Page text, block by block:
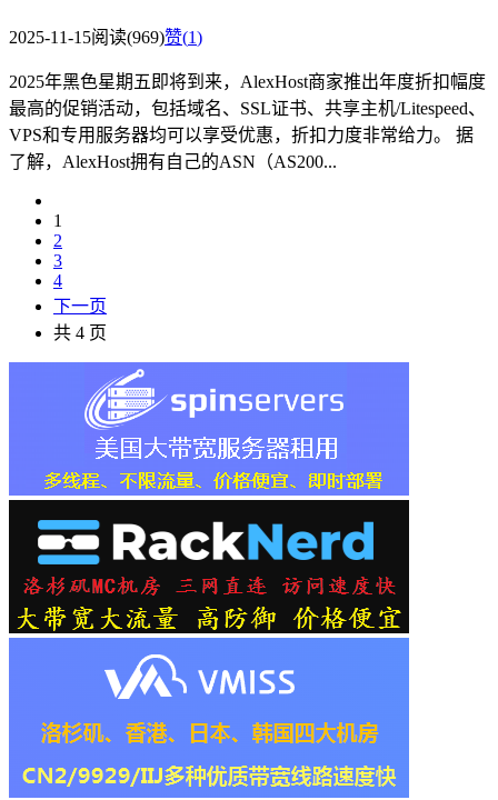
2025-11-15阅读(969)赞(1)
2025年黑色星期五即将到来，AlexHost商家推出年度折扣幅度
最高的促销活动，包括域名、SSL证书、共享主机/Litespeed、
VPS和专用服务器均可以享受优惠，折扣力度非常给力。 据
了解，AlexHost拥有自己的ASN（AS200...
1
2
3
4
下一页
共 4 页